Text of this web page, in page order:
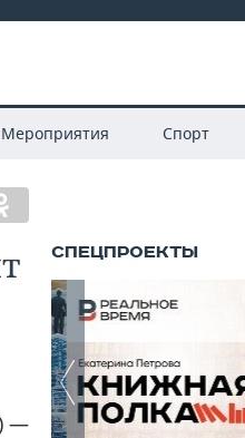
Мероприятия Спорт
—